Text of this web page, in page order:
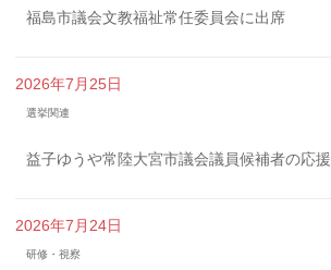
福島市議会文教福祉常任委員会に出席
2026年7月25日
選挙関連
益子ゆうや常陸大宮市議会議員候補者の応援
2026年7月24日
研修・視察